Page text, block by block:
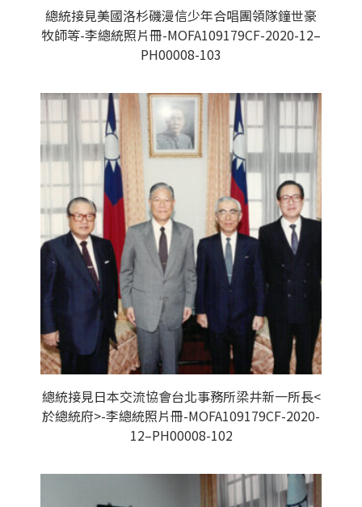
總統接見美國洛杉磯漫信少年合唱團領隊鐘世豪
牧師等-李總統照片冊-MOFA109179CF-2020-12–
PH00008-103
總統接見日本交流協會台北事務所梁井新一所長<
於總統府>-李總統照片冊-MOFA109179CF-2020-
12–PH00008-102